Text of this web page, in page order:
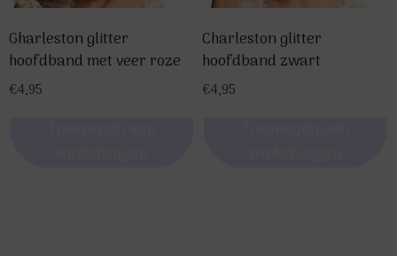
Gharleston glitter
hoofdband met veer roze
€4,95
Charleston glitter
hoofdband zwart
€4,95